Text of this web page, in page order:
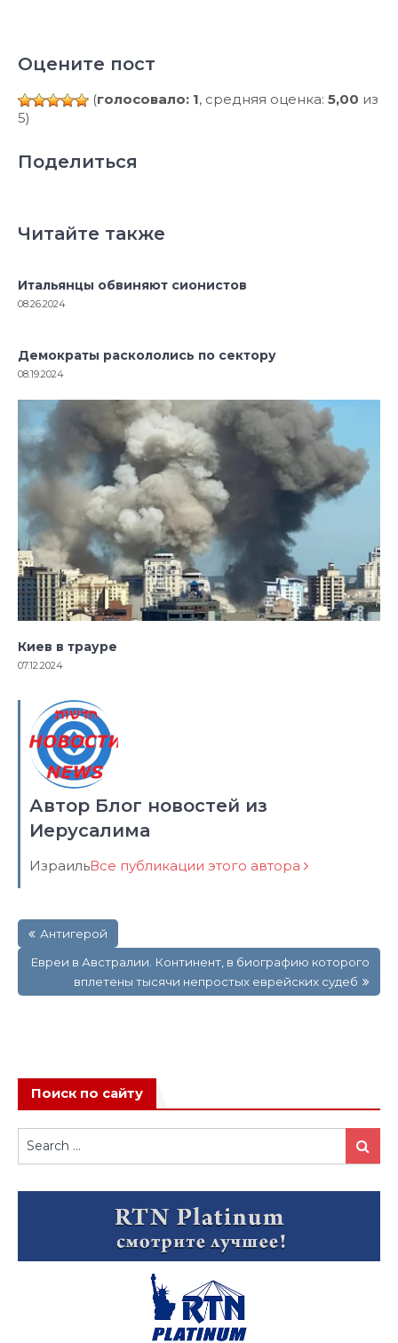
Оцените пост
(голосовало: 1, средняя оценка: 5,00 из
5)
Поделиться
Читайте также
Итальянцы обвиняют сионистов
08.26.2024
Демократы раскололись по сектору
08.19.2024
Киев в трауре
07.12.2024
Автор Блог новостей из
Иерусалима
ИзраильВсе публикации этого автора
по
записям
Антигерой
Евреи в Австралии. Континент, в биографию которого
вплетены тысячи непростых еврейских судеб
Поиск по сайту
Search
for:
Search